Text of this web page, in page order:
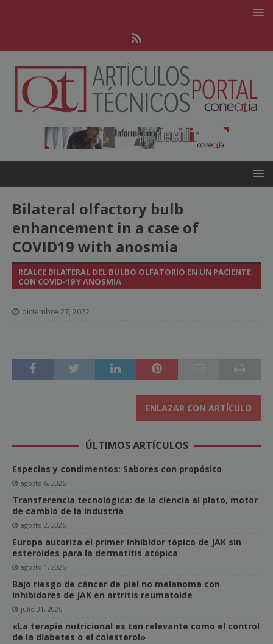
Bilateral olfactory bulb
enhancement in a case of
COVID19 with anosmia
REALCE BILATERAL DEL BULBO OLFATORIO EN UN PACIENTE
CON COVID-19 Y ANOSMIA
diciembre 27, 2022
ENLAZAR CON ARTÍCULO
ÚLTIMOS ARTÍCULOS
Especias y condimentos: Sabores con propósito
agosto 6, 2026
Transferencia tecnológica: de la ciencia al plato, motor
de cambio de la industria
agosto 2, 2026
Europa autoriza el primer inhibidor tópico de JAK sin
esteroides para la dermatitis atópica
agosto 1, 2026
Bajo riesgo de cáncer de piel no melanoma con
inhibidores de JAK en artritis reumatoide
julio 31, 2026
«La terapia nutricional es tan relevante como el control
de la diabetes o el colesterol»